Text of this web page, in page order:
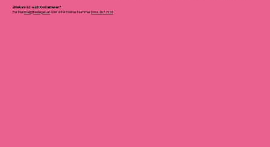
Wie kann ich euch Kontaktieren?
Per Mailmail@feelagain.atoder unter meiner Nummer0664 107 79 51